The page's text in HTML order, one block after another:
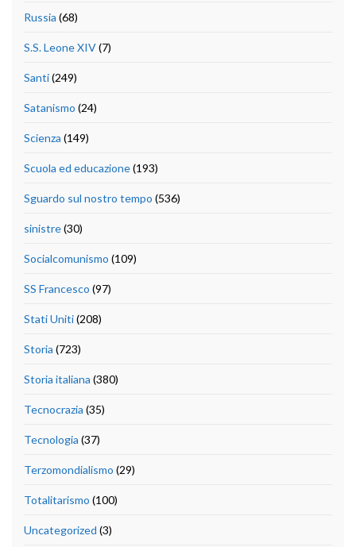
Russia (68)
S.S. Leone XIV(7)
Santi(249)
Satanismo (24)
Scienza (149)
Scuola ed educazione(193)
Sguardo sul nostro tempo (536)
sinistre(30)
Socialcomunismo (109)
SS Francesco (97)
Stati Uniti(208)
Storia (723)
Storia italiana (380)
Tecnocrazia (35)
Tecnologia (37)
Terzomondialismo (29)
Totalitarismo (100)
Uncategorized (3)